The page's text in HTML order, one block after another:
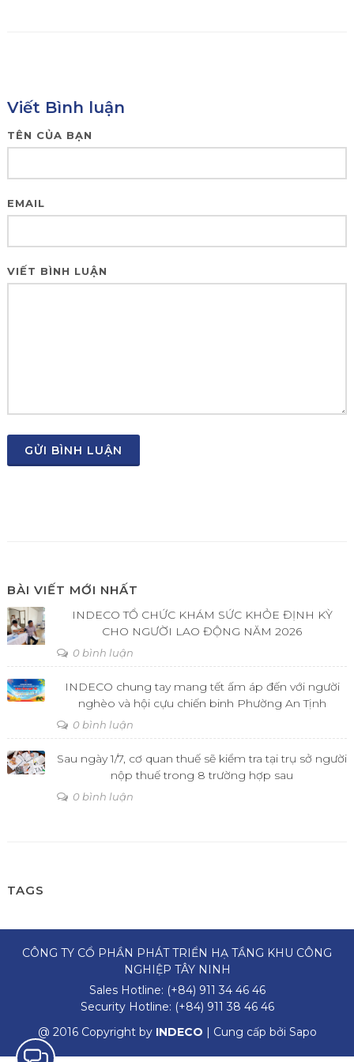
Viết Bình luận
TÊN CỦA BẠN
EMAIL
VIẾT BÌNH LUẬN
GỬI BÌNH LUẬN
BÀI VIẾT MỚI NHẤT
INDECO TỔ CHỨC KHÁM SỨC KHỎE ĐỊNH KỲ
CHO NGƯỜI LAO ĐỘNG NĂM 2026
0 bình luận
INDECO chung tay mang tết ấm áp đến với người
nghèo và hội cựu chiến binh Phường An Tịnh
0 bình luận
Sau ngày 1/7, cơ quan thuế sẽ kiểm tra tại trụ sở người
nộp thuế trong 8 trường hợp sau
0 bình luận
TAGS
CÔNG TY CỔ PHẦN PHÁT TRIỂN HẠ TẦNG KHU CÔNG
NGHIỆP TÂY NINH
Sales Hotline: (+84) 911 34 46 46
Security Hotline: (+84) 911 38 46 46
@ 2016 Copyright by INDECO | Cung cấp bởi Sapo